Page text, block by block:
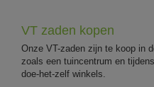
VT zaden kopen
Onze VT-zaden zijn te koop in
zoals een tuincentrum en
doe-het-zelf winkels.